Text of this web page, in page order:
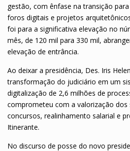
gestão, com ênfase na transição
foros digitais e projetos
foi para a significativa elevação no
mês, de 120 mil para 330 mil,
elevação de entrância.
Ao deixar a presidência, Des. Iris
transformação do judiciário em um
digitalização de 2,6 milhões de
comprometeu com a valorização dos
concursos, realinhamento salarial e
Itinerante.
No discurso de posse do novo